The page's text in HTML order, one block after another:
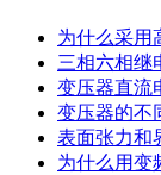
为什么采用
三相六相继
变压器直流
变压器的不
表面张力和
为什么用变